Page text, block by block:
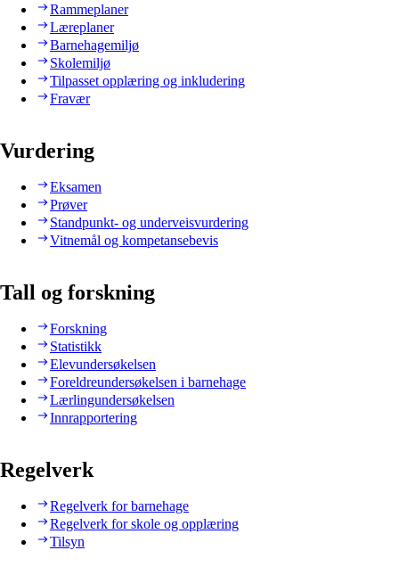
Rammeplaner
Læreplaner
Barnehagemiljø
Skolemiljø
Tilpasset opplæring og inkludering
Fravær
Vurdering
Eksamen
Prøver
Standpunkt- og underveisvurdering
Vitnemål og kompetansebevis
Tall og forskning
Forskning
Statistikk
Elevundersøkelsen
Foreldreundersøkelsen i barnehage
Lærlingundersøkelsen
Innrapportering
Regelverk
Regelverk for barnehage
Regelverk for skole og opplæring
Tilsyn